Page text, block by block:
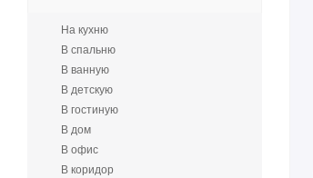
На кухню
В спальню
В ванную
В детскую
В гостиную
В дом
В офис
В коридор